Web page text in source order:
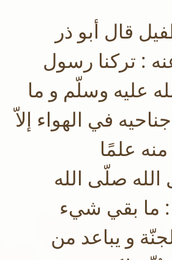
قال أبو ذر
: تركنا رسول
عليه وسلّم و ما
في الهواء إلاّ
علمًا
صلّى الله
: ما بقي شيء
و يباعد من